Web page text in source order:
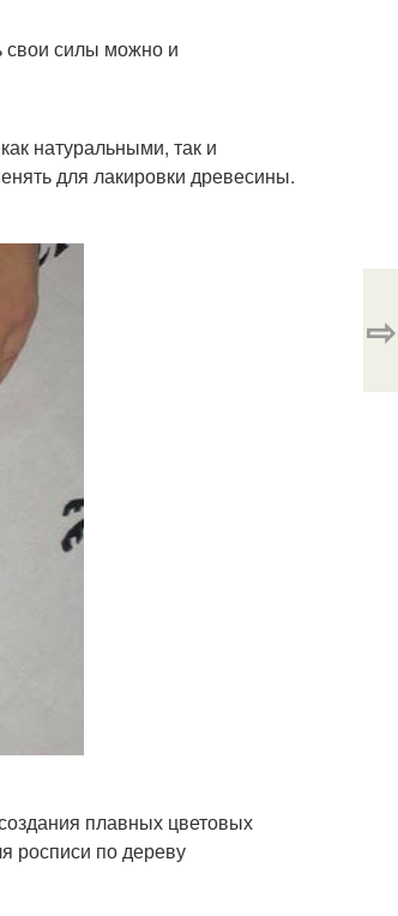
свои силы можно и
натуральными, так и
для лакировки древесины.
плавных цветовых
росписи по дереву
⇨